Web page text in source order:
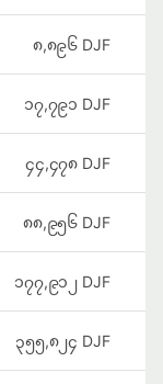
၈,၈၉၆ DJF
၁၇,၇၉၁ DJF
၄၄,၄၇၈ DJF
၈၈,၉၅၆ DJF
၁၇၇,၉၁၂ DJF
၃၅၅,၈၂၄ DJF